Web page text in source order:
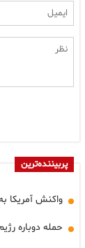
پربیننده‌ترین
واکنش آمریکا
حمله دوباره